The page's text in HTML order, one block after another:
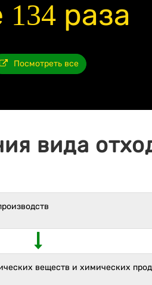
раза
Посмотреть все
вида
веществ и химических